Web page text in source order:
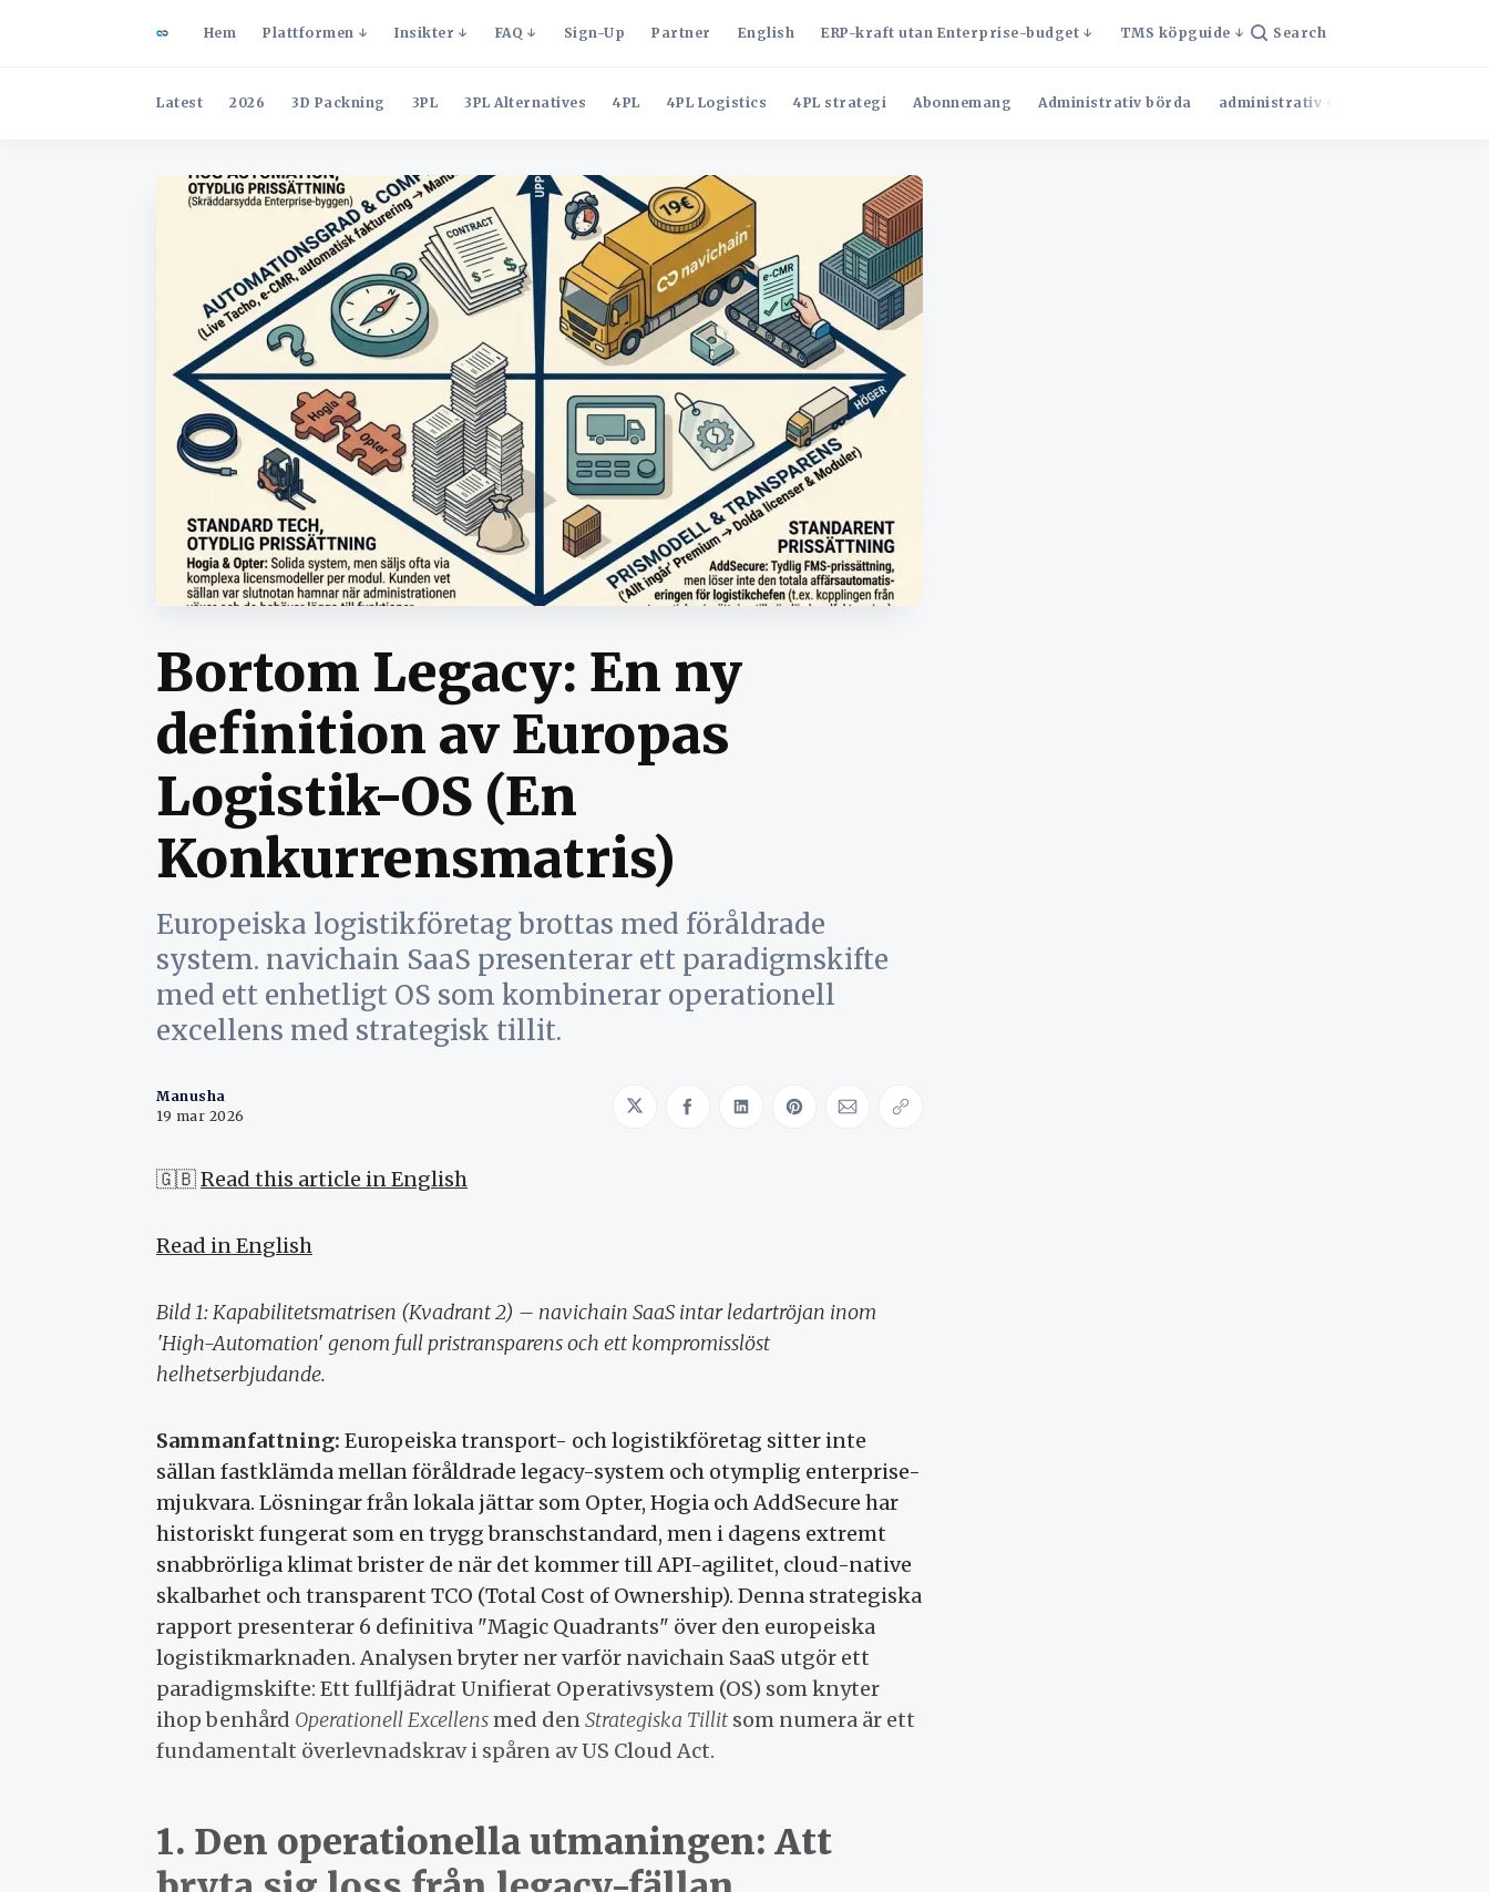
Hem Plattformen Insikter FAQ Sign-Up Partner English ERP-kraft utan Enterprise-budget TMS köpguide Search
Latest 2026 3D Packning 3PL 3PL Alternatives 4PL 4PL Logistics 4PL strategi Abonnemang Administrativ börda administrativ effektivitet
Bortom Legacy: En ny
definition av Europas
Logistik-OS (En
Konkurrensmatris)
Europeiska logistikföretag brottas med föråldrade
system. navichain SaaS presenterar ett paradigmskifte
med ett enhetligt OS som kombinerar operationell
excellens med strategisk tillit.
Manusha
19 mar 2026
Share on Twitter
Share on Facebook
Share on LinkedIn
Share on Pinterest
Share via Email
Copy link
🇬🇧Read this article in English
Read in English
Bild 1: Kapabilitetsmatrisen (Kvadrant 2) – navichain SaaS intar ledartröjan inom
'High-Automation' genom full pristransparens och ett kompromisslöst
helhetserbjudande.
Sammanfattning: Europeiska transport- och logistikföretag sitter inte
sällan fastklämda mellan föråldrade legacy-system och otymplig enterprise-
mjukvara. Lösningar från lokala jättar som Opter, Hogia och AddSecure har
historiskt fungerat som en trygg branschstandard, men i dagens extremt
snabbrörliga klimat brister de när det kommer till API-agilitet, cloud-native
skalbarhet och transparent TCO (Total Cost of Ownership). Denna strategiska
rapport presenterar 6 definitiva "Magic Quadrants" över den europeiska
logistikmarknaden. Analysen bryter ner varför navichain SaaS utgör ett
paradigmskifte: Ett fullfjädrat Unifierat Operativsystem (OS) som knyter
ihop benhård Operationell Excellensmed denStrategiska Tillit som numera är ett
fundamentalt överlevnadskrav i spåren av US Cloud Act.
1. Den operationella utmaningen: Att